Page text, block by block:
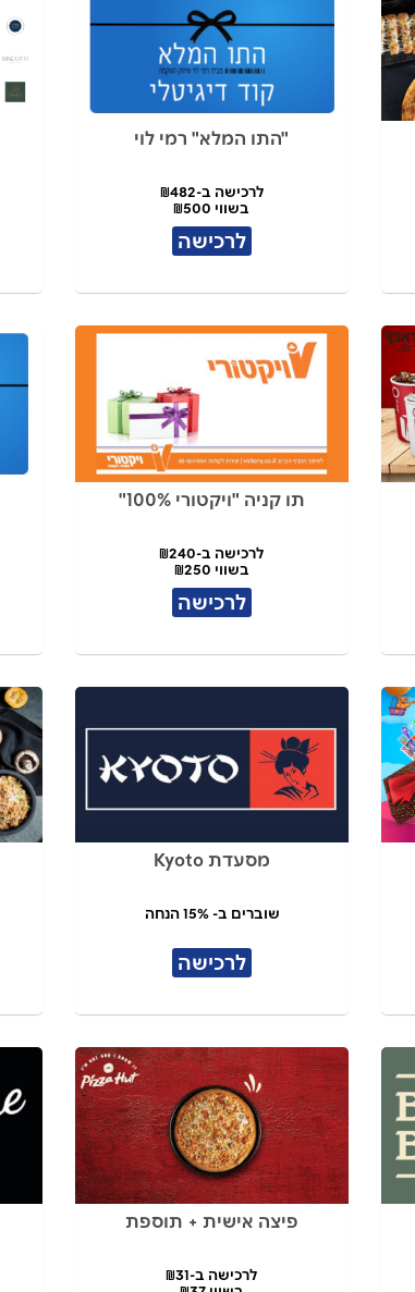
"התו המלא" רמי לוי
לרכישה ב-₪482
בשווי ₪500
לרכישה
תו קניה "ויקטורי 100%"
לרכישה ב-₪240
בשווי ₪250
לרכישה
מסעדת Kyoto
שוברים ב- 15% הנחה
לרכישה
פיצה אישית + תוספת
לרכישה ב-₪31